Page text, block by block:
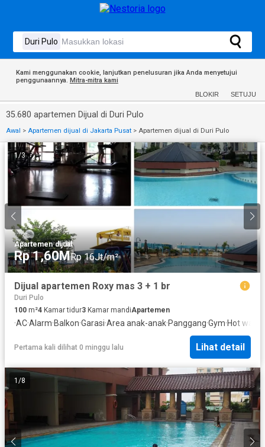
Kami menggunakan cookie, lanjutkan penelusuran jika Anda menyetujui
penggunaannya. Mitra-mitra kami
BLOKIR SETUJU
35.680 apartemen Dijual di Duri Pulo
Awal > Apartemen dijual di Jakarta Pusat > Apartemen dijual di Duri Pulo
1/3
Apartemen·dijual
Rp 1,60MRp 16Jt/m²
Dijual apartemen Roxy mas 3 + 1 br
Duri Pulo
100 m²4 Kamar tidur3 Kamar mandiApartemen
·AC·Alarm·Balkon·Garasi·Area anak-anak·Panggang·Gym·Hot water
Pertama kali dilihat 0 minggu lalu Lihat detail
1 /8